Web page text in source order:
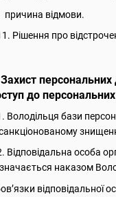
причина відмови.
Рішення про
до
Володільця бази
Відповідальна особа
наказом
відповідальної